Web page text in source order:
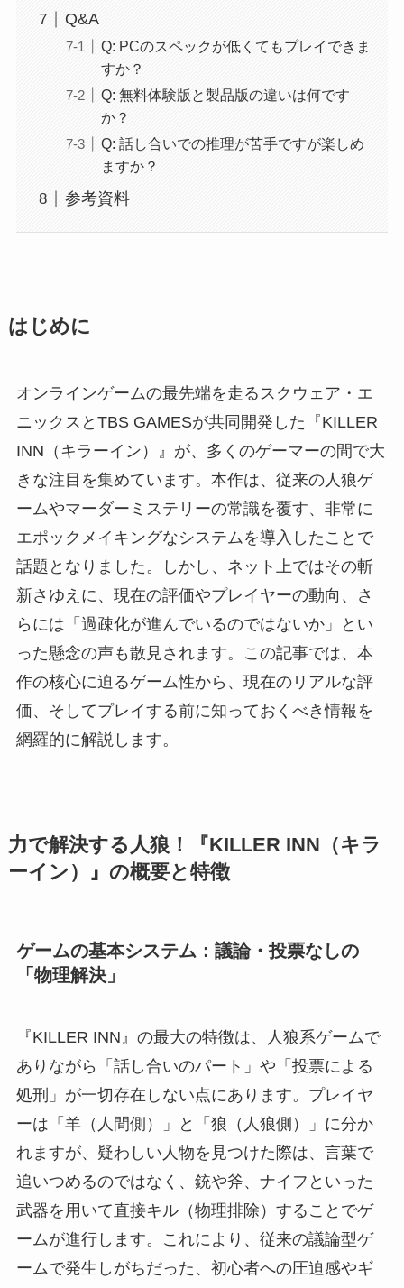
Q&A
Q: PCのスペックが低くてもプレイできま
すか？
Q: 無料体験版と製品版の違いは何です
か？
Q: 話し合いでの推理が苦手ですが楽しめ
ますか？
参考資料
はじめに
オンラインゲームの最先端を走るスクウェア・エ
ニックスとTBS GAMESが共同開発した『KILLER
INN（キラーイン）』が、多くのゲーマーの間で大
きな注目を集めています。本作は、従来の人狼ゲ
ームやマーダーミステリーの常識を覆す、非常に
エポックメイキングなシステムを導入したことで
話題となりました。しかし、ネット上ではその斬
新さゆえに、現在の評価やプレイヤーの動向、さ
らには「過疎化が進んでいるのではないか」とい
った懸念の声も散見されます。この記事では、本
作の核心に迫るゲーム性から、現在のリアルな評
価、そしてプレイする前に知っておくべき情報を
網羅的に解説します。
力で解決する人狼！『KILLER INN（キラ
ーイン）』の概要と特徴
ゲームの基本システム：議論・投票なしの
「物理解決」
『KILLER INN』の最大の特徴は、人狼系ゲームで
ありながら「話し合いのパート」や「投票による
処刑」が一切存在しない点にあります。プレイヤ
ーは「羊（人間側）」と「狼（人狼側）」に分か
れますが、疑わしい人物を見つけた際は、言葉で
追いつめるのではなく、銃や斧、ナイフといった
武器を用いて直接キル（物理排除）することでゲ
ームが進行します。これにより、従来の議論型ゲ
ームで発生しがちだった、初心者への圧迫感やギ